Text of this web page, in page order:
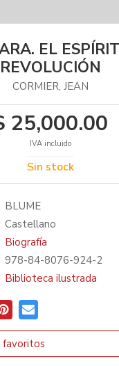
EL
REVOLUCIÓN
CORMIER, JEAN
25,000.00
IVA incluido
Sin stock
BLUME
Castellano
Biografía
978-84-8076-924-2
Biblioteca ilustrada
favoritos